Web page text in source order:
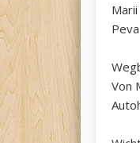
Marii
Peva
Von